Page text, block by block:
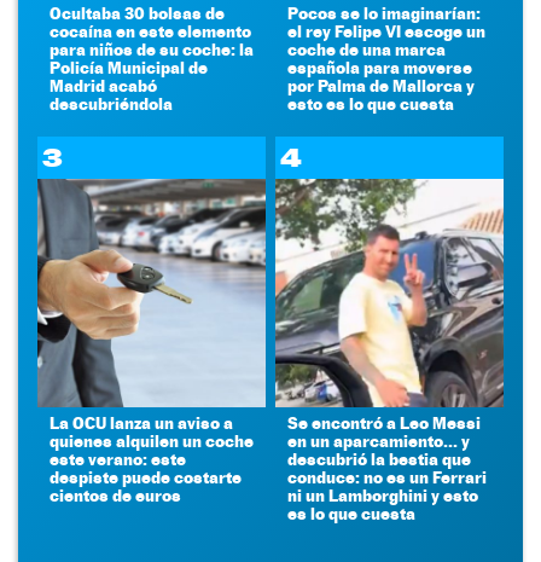
Ocultaba 30 bolsas de
cocaína en este elemento
para niños de su coche: la
Policía Municipal de
Madrid acabó
descubriéndola
Pocos se lo imaginarían:
el rey Felipe VI escoge un
coche de una marca
española para moverse
por Palma de Mallorca y
esto es lo que cuesta
3
La OCU lanza un aviso a
quienes alquilen un coche
este verano: este
despiste puede costarte
cientos de euros
4
Se encontró a Leo Messi
en un aparcamiento... y
descubrió la bestia que
conduce: no es un Ferrari
ni un Lamborghini y esto
es lo que cuesta